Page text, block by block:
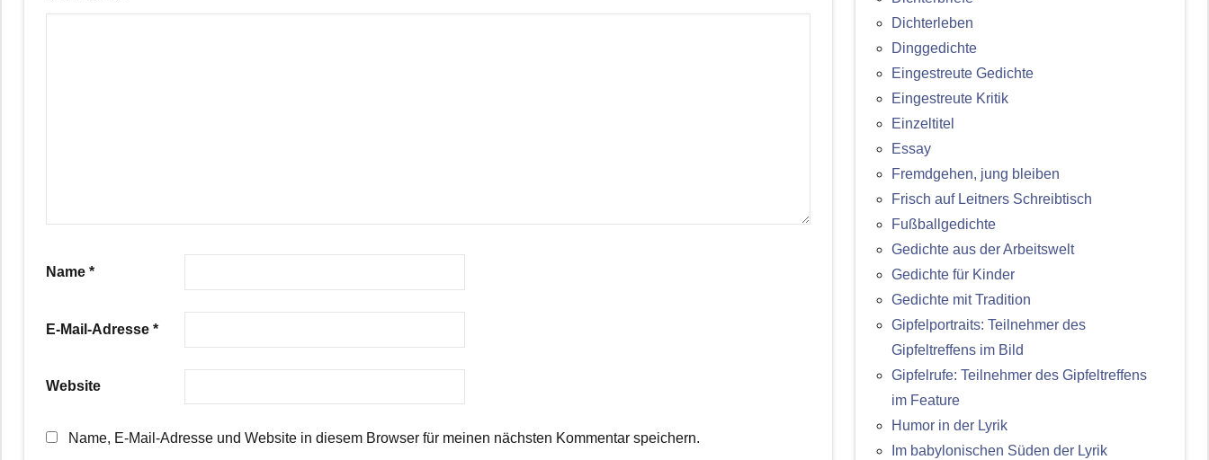
Name *
E-Mail-Adresse *
Website
Name, E-Mail-Adresse und Website in diesem Browser für meinen nächsten Kommentar speichern.
Dichterleben
Dinggedichte
Eingestreute Gedichte
Eingestreute Kritik
Einzeltitel
Essay
Fremdgehen, jung bleiben
Frisch auf Leitners Schreibtisch
Fußballgedichte
Gedichte aus der Arbeitswelt
Gedichte für Kinder
Gedichte mit Tradition
Gipfelportraits: Teilnehmer des
Gipfeltreffens im Bild
Gipfelrufe: Teilnehmer des Gipfeltreffens
im Feature
Humor in der Lyrik
Im babylonischen Süden der Lyrik